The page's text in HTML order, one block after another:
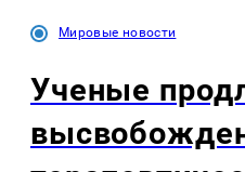
Мировые новости
Ученые